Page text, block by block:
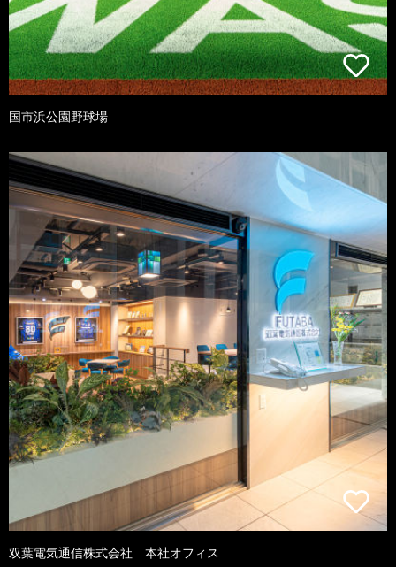
国市浜公園野球場
双葉電気通信株式会社 本社オフィス